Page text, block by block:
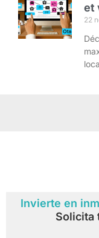
et
22
Invierte en
Solicita